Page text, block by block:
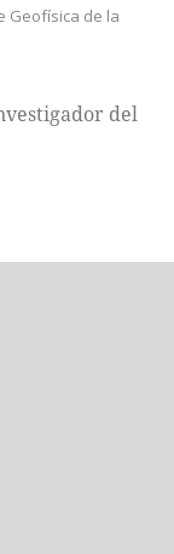
Geofísica de la
del